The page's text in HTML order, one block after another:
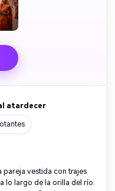
atardecer
pareja vestida con trajes
lo largo de la orilla del río.